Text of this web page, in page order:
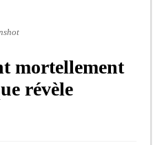
mortellement
révèle